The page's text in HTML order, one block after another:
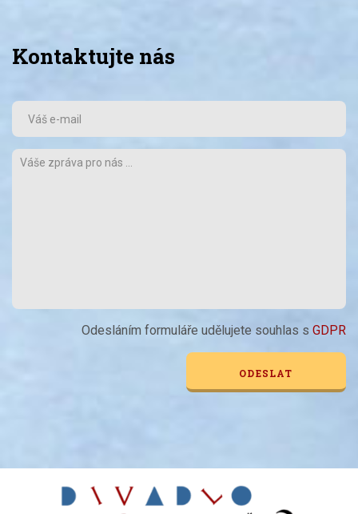
Kontaktujte nás
Odesláním formuláře udělujete souhlas s GDPR